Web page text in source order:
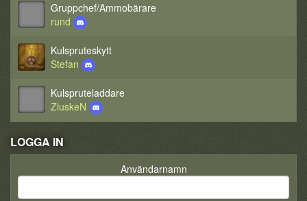
Gruppchef/Ammobärare
rund
Kulspruteskytt
Stefan
Kulspruteladdare
ZluskeN
LOGGA IN
Användarnamn